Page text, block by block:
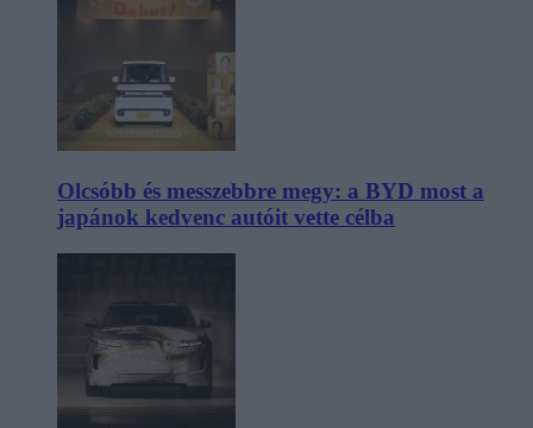
Olcsóbb és messzebbre megy: a BYD most a
japánok kedvenc autóit vette célba